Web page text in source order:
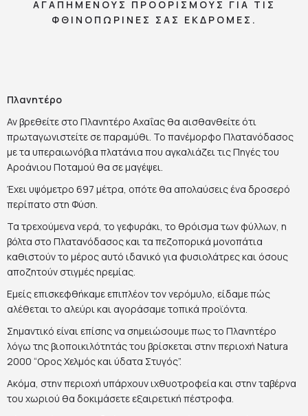
ΑΓΑΠΗΜΈΝΟΥΣ ΠΡΟΟΡΙΣΜΟΎΣ ΓΙΑ ΤΙΣ
ΦΘΙΝΟΠΩΡΙΝΈΣ ΣΑΣ ΕΚΔΡΟΜΈΣ.
Πλανητέρο
Αν βρεθείτε στο Πλανητέρο Αχαΐας θα αισθανθείτε ότι
πρωταγωνιστείτε σε παραμύθι. Το πανέμορφο Πλατανόδασος
με τα υπεραιωνόβια πλατάνια που αγκαλιάζει τις Πηγές του
Αροάνιου Ποταμού θα σε μαγέψει.
Έχει υψόμετρο 697 μέτρα, οπότε θα απολαύσεις ένα δροσερό
περίπατο στη Φύση.
Τα τρεχούμενα νερά, το γεφυράκι, το θρόισμα των φύλλων, η
βόλτα στο Πλατανόδασος και τα πεζοπορικά μονοπάτια
καθιστούν το μέρος αυτό ιδανικό για φυσιολάτρες και όσους
αποζητούν στιγμές ηρεμίας.
Εμείς επισκεφθήκαμε επιπλέον τον νερόμυλο, είδαμε πώς
αλέθεται το αλεύρι και αγοράσαμε τοπικά προϊόντα.
Σημαντικό είναι επίσης να σημειώσουμε πως το Πλανητέρο
λόγω της βιοποικιλότητάς του βρίσκεται στην περιοχή Natura
2000 “Ορος Χελμός και ύδατα Στυγός”.
Ακόμα, στην περιοχή υπάρχουν ιχθυοτροφεία και στην ταβέρνα
του χωριού θα δοκιμάσετε εξαιρετική πέστροφα.